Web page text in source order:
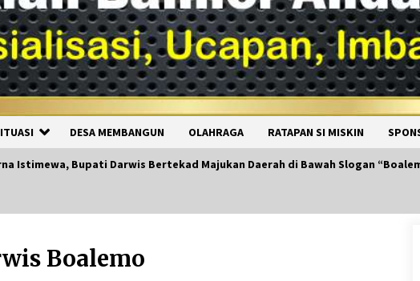
DESA MEMBANGUN OLAHRAGA RATAPAN SI MISKIN
Istimewa, Bupati Darwis Bertekad Majukan Daerah di Bawah Slogan
Boalemo